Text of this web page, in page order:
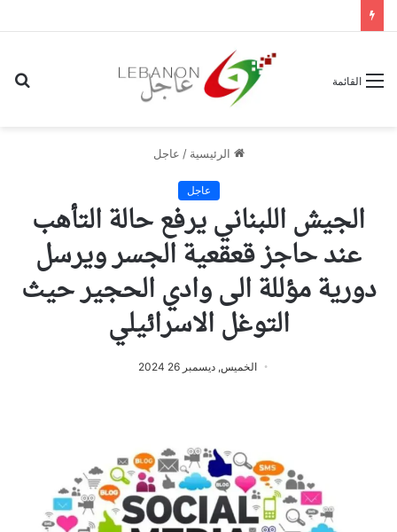
القائمة
الرئيسية / عاجل
عاجل
الجيش اللبناني يرفع حالة التأهب
عند حاجز قعقعية الجسر ويرسل
دورية مؤللة الى وادي الحجير حيث
التوغل الاسرائيلي
الخميس, ديسمبر 26 2024